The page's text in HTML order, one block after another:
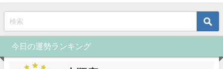
今日の運勢ランキング